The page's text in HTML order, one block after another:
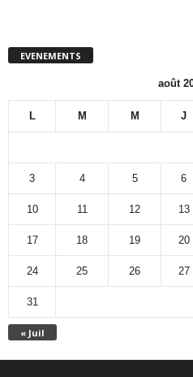
EVENEMENTS
août
L M M J
« Juil
3 4 5 6
10 11 12 13
17 18 19 20
24 25 26 27
31